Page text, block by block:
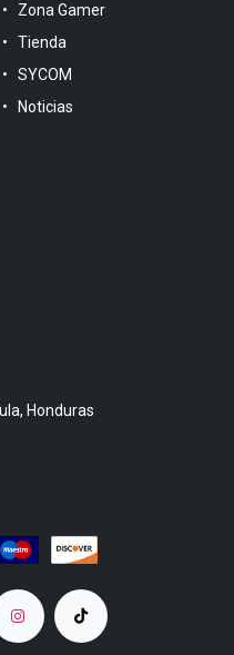
Zona Gamer
Tienda
SYCOM
Noticias
Honduras